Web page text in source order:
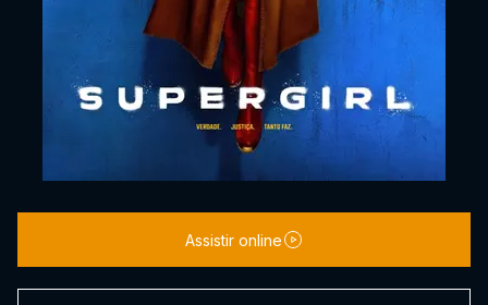
Assistir online